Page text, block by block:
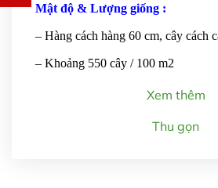
Mật độ & Lượng giống :
– Hàng cách hàng 60 cm, cây cách
– Khoảng 550 cây / 100 m2
Xem thêm
Thu gọn